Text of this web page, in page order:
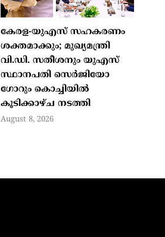
കേരള-യുഎസ് സഹകരണം
ശക്തമാക്കും; മുഖ്യമന്ത്രി
വി.ഡി. സതീശനും യുഎസ്
സ്ഥാനപതി സെർജിയോ
ഗോറും കൊച്ചിയിൽ
കൂടിക്കാഴ്ച നടത്തി
August 8, 2026